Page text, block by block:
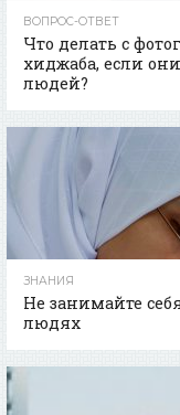
ВОПРОС-ОТВЕТ
Что делать с
хиджаба, если
людей?
ЗНАНИЯ
Не занимайте
людях